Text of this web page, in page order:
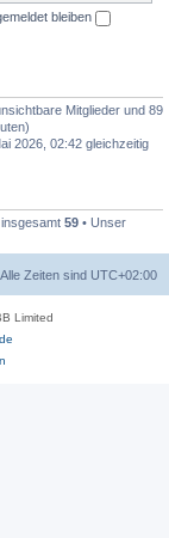
bleiben
Mitglieder und 89
2026, 02:42 gleichzeitig
insgesamt 59 • Unser
Alle Zeiten sind UTC+02:00
Limited